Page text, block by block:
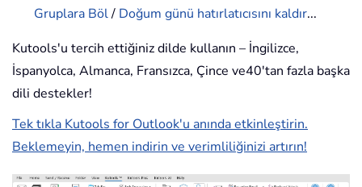
Gruplara Böl/ Doğum günü hatırlatıcısını kaldır...
Kutools'u tercih ettiğiniz dilde kullanın – İngilizce,
İspanyolca, Almanca, Fransızca, Çince ve40'tan fazla başka
dili destekler!
Tek tıkla Kutools for Outlook'u anında etkinleştirin.
Beklemeyin, hemen indirin ve verimliliğinizi artırın!